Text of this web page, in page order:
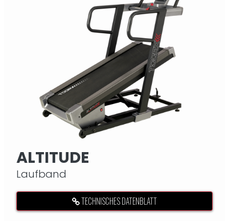
ALTITUDE
Laufband
TECHNISCHES DATENBLATT